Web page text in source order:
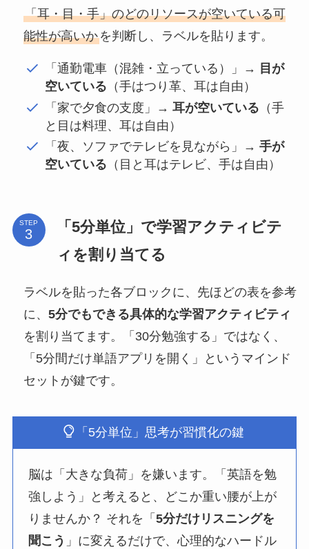
「耳・目・手」のどのリソースが空いている可
能性が高いかを判断し、ラベルを貼ります。
「通勤電車（混雑・立っている）」→ 目が
空いている （手はつり革、耳は自由）
「家で夕食の支度」→耳が空いている （手
と目は料理、耳は自由）
「夜、ソファでテレビを見ながら」→手が
空いている （目と耳はテレビ、手は自由）
STEP
「5分単位」で学習アクティビテ
ィを割り当てる
ラベルを貼った各ブロックに、先ほどの表を参考
に、 5分でもできる具体的な学習アクティビティ
を割り当てます。「30分勉強する」ではなく、
「5分間だけ単語アプリを開く」というマインド
セットが鍵です。
「5分単位」思考が習慣化の鍵
脳は「大きな負荷」を嫌います。「英語を勉
強しよう」と考えると、どこか重い腰が上が
りませんか？ それを「5分だけリスニングを
聞こう 」に変えるだけで、心理的なハードル